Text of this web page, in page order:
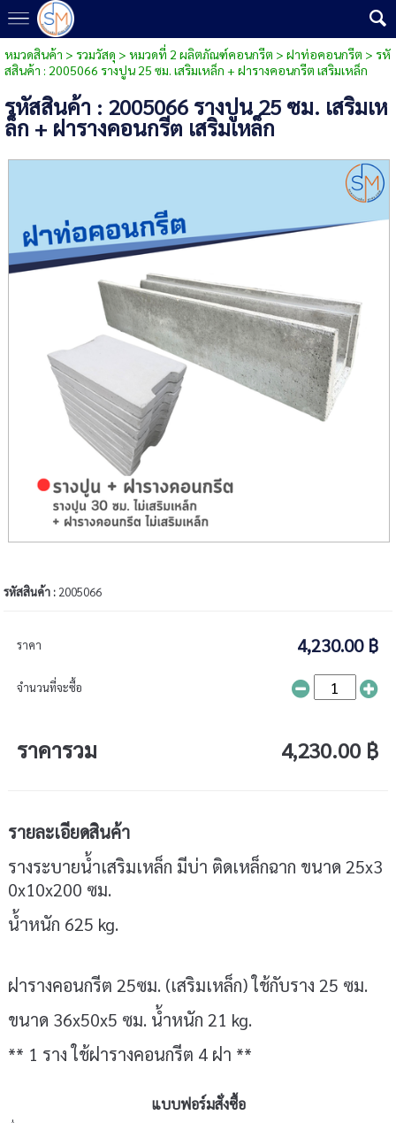
หมวดสินค้า > รวมวัสดุ > หมวดที่ 2 ผลิตภัณฑ์คอนกรีต > ฝาท่อคอนกรีต > รหั
สสินค้า : 2005066 รางปูน 25 ซม. เสริมเหล็ก + ฝารางคอนกรีต เสริมเหล็ก
รหัสสินค้า : 2005066 รางปูน 25 ซม. เสริมเห
ล็ก + ฝารางคอนกรีต เสริมเหล็ก
รหัสสินค้า : 2005066
ราคา 4,230.00 ฿
จำนวนที่จะซื้อ
ราคารวม 4,230.00 ฿
รายละเอียดสินค้า
รางระบายน้ำเสริมเหล็ก มีบ่า ติดเหล็กฉาก ขนาด 25x3
0x10x200 ซม.
น้ำหนัก 625 kg.
ฝารางคอนกรีต 25ซม. (เสริมเหล็ก) ใช้กับราง 25 ซม.
ขนาด 36x50x5 ซม. น้ำหนัก 21 kg.
** 1 ราง ใช้ฝารางคอนกรีต 4 ฝา **
แบบฟอร์มสั่งซื้อ